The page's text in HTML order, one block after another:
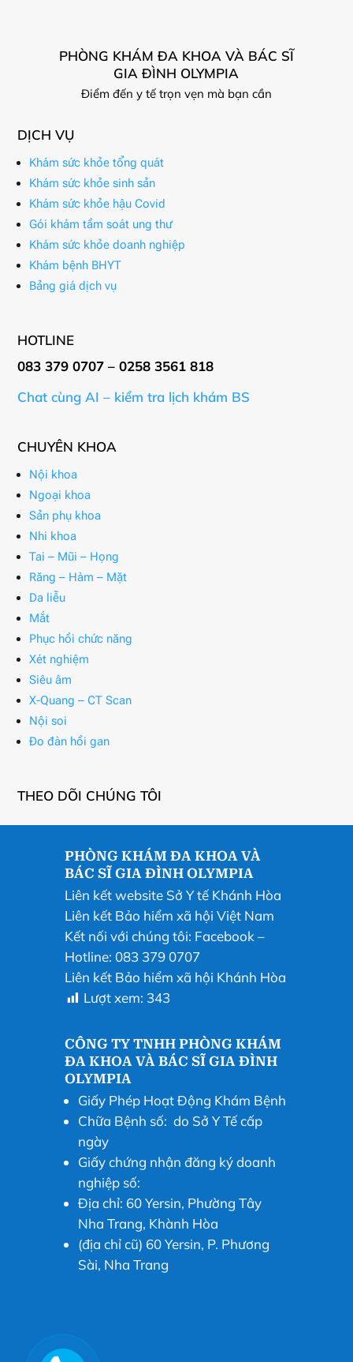
PHÒNG KHÁM ĐA KHOA VÀ BÁC SĨ
GIA ĐÌNH OLYMPIA
Điểm đến y tế trọn vẹn mà bạn cần
DỊCH VỤ
Khám sức khỏe tổng quát
Khám sức khỏe sinh sản
Khám sức khỏe hậu Covid
Gói khám tầm soát ung thư
Khám sức khỏe doanh nghiệp
Khám bệnh BHYT
Bảng giá dịch vụ
HOTLINE
083 379 0707 – 0258 3561 818
Chat cùng AI – kiểm tra lịch khám BS
CHUYÊN KHOA
Nội khoa
Ngoại khoa
Sản phụ khoa
Nhi khoa
Tai – Mũi – Họng
Răng – Hàm – Mặt
Da liễu
Mắt
Phục hồi chức năng
Xét nghiệm
Siêu âm
X-Quang – CT Scan
Nội soi
Đo đàn hồi gan
THEO DÕI CHÚNG TÔI
PHÒNG KHÁM ĐA KHOA VÀ
BÁC SĨ GIA ĐÌNH OLYMPIA
Liên kết website Sở Y tế Khánh Hòa
Liên kết Bảo hiểm xã hội Việt Nam
Kết nối với chúng tôi: Facebook –
Hotline: 083 379 0707
Liên kết Bảo hiểm xã hội Khánh Hòa
Lượt xem: 343
CÔNG TY TNHH PHÒNG KHÁM
ĐA KHOA VÀ BÁC SĨ GIA ĐÌNH
OLYMPIA
Giấy Phép Hoạt Động Khám Bệnh
Chữa Bệnh số: do Sở Y Tế cấp
ngày
Giấy chứng nhận đăng ký doanh
nghiệp số:
Địa chỉ: 60 Yersin, Phường Tây
Nha Trang, Khành Hòa
(địa chỉ cũ) 60 Yersin, P. Phương
Sài, Nha Trang